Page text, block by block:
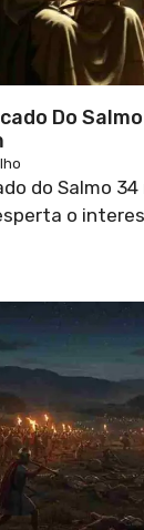
Do
do Salmo
o